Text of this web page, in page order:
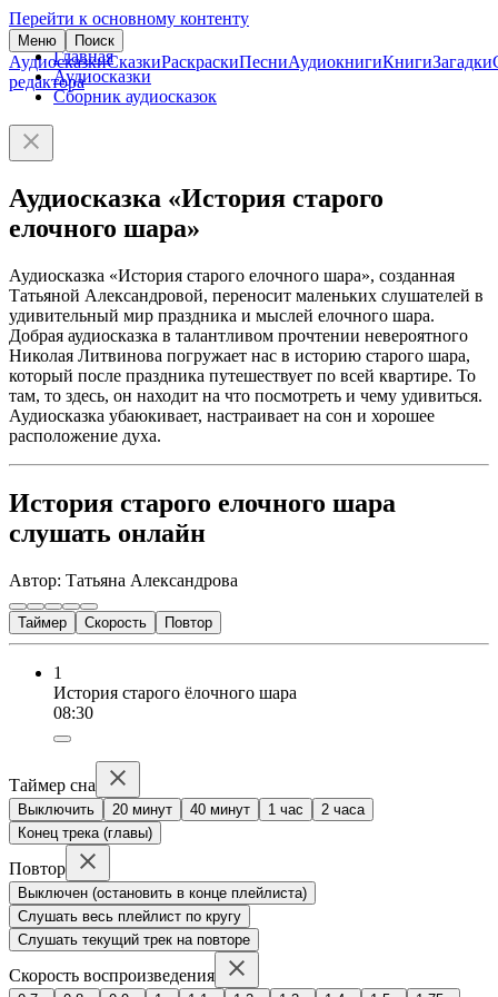
Перейти к основному контенту
Меню Поиск
АудиосказкиСказкиРаскраскиПесниАудиокнигиКнигиЗагадки
редактора
Главная
Аудиосказки
Сборник аудиосказок
Аудиосказка «История старого
елочного шара»
Аудиосказка «История старого елочного шара», созданная
Татьяной Александровой, переносит маленьких слушателей в
удивительный мир праздника и мыслей елочного шара.
Добрая аудиосказка в талантливом прочтении невероятного
Николая Литвинова погружает нас в историю старого шара,
который после праздника путешествует по всей квартире. То
там, то здесь, он находит на что посмотреть и чему удивиться.
Аудиосказка убаюкивает, настраивает на сон и хорошее
расположение духа.
История старого елочного шара
слушать онлайн
Автор: Татьяна Александрова
Таймер Скорость Повтор
1
История старого ёлочного шара
08:30
Таймер сна
Выключить 20 минут 40 минут 1 час
2 часа
Конец трека (главы)
Повтор
Выключен (остановить в конце плейлиста)
Слушать весь плейлист по кругу
Слушать текущий трек на повторе
Скорость воспроизведения